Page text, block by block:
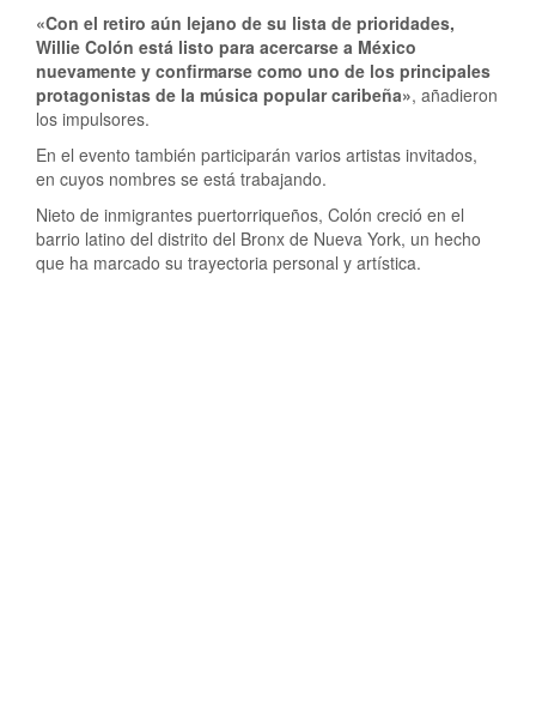
«Con el retiro aún lejano de su lista de prioridades,
Willie Colón está listo para acercarse a México
nuevamente y confirmarse como uno de los principales
protagonistas de la música popular caribeña», añadieron
los impulsores.
En el evento también participarán varios artistas invitados,
en cuyos nombres se está trabajando.
Nieto de inmigrantes puertorriqueños, Colón creció en el
barrio latino del distrito del Bronx de Nueva York, un hecho
que ha marcado su trayectoria personal y artística.